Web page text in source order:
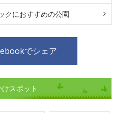
クにおすすめの公園
でシェア
スポット